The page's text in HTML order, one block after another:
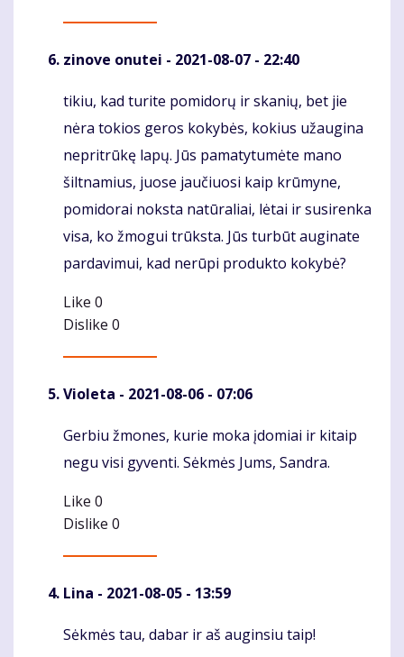
zinove onutei - 2021-08-07 - 22:40
Komentaras
tikiu, kad turite pomidorų ir skanių, bet jie
nėra tokios geros kokybės, kokius užaugina
nepritrūkę lapų. Jūs pamatytumėte mano
šiltnamius, juose jaučiuosi kaip krūmyne,
pomidorai noksta natūraliai, lėtai ir susirenka
visa, ko žmogui trūksta. Jūs turbūt auginate
pardavimui, kad nerūpi produkto kokybė?
Like 0
Dislike 0
Violeta - 2021-08-06 - 07:06
Komentaras
Gerbiu žmones, kurie moka įdomiai ir kitaip
negu visi gyventi. Sėkmės Jums, Sandra.
Like 0
Dislike 0
Lina - 2021-08-05 - 13:59
Komentaras
Sėkmės tau, dabar ir aš auginsiu taip!